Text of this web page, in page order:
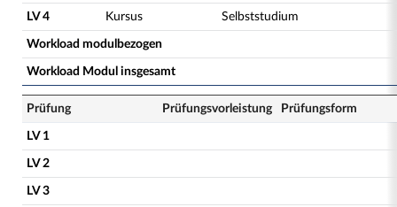
LV 4 Kursus Selbststudium
Workload modulbezogen
Workload Modul insgesamt
Prüfung Prüfungsvorleistung Prüfungsform
LV 1
LV 2
LV 3